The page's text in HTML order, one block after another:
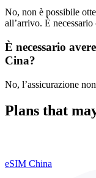
No, non è possibile
all’arrivo. È
È necessario
Cina?
No, l’assicurazione
Plans that
eSIM China